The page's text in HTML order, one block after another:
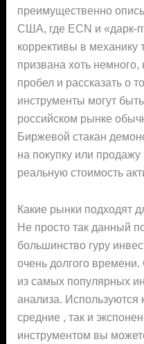
преимущественно
США, где ECN и «дарк-
коррективы в механику
призвана хоть немного,
пробел и рассказать о
инструменты могут
российском рынке
Биржевой стакан
на покупку или
реальную стоимость
Какие рынки подходят
Не просто так данный
большинство гуру
очень долгого
из самых популярных
анализа. Используются
средние , так и
инструментом вы